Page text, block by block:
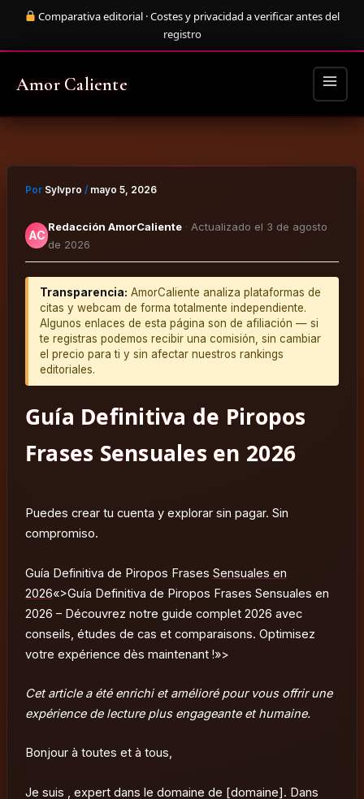
Comparativa editorial · Costes y privacidad a verificar antes del
registro
contenido
Amor Caliente
MENU
Por Sylvpro / mayo 5, 2026
AC
Redacción AmorCaliente · Actualizado el 3 de agosto
de 2026
Transparencia: AmorCaliente analiza plataformas de
citas y webcam de forma totalmente independiente.
Algunos enlaces de esta página son de afiliación — si
te registras podemos recibir una comisión, sin cambiar
el precio para ti y sin afectar nuestros rankings
editoriales.
Guía Definitiva de Piropos
Frases Sensuales en 2026
Puedes crear tu cuenta y explorar sin pagar. Sin
compromiso.
Guía Definitiva de Piropos Frases Sensuales en
2026«>Guía Definitiva de Piropos Frases Sensuales en
2026 – Découvrez notre guide complet 2026 avec
conseils, études de cas et comparaisons. Optimisez
votre expérience dès maintenant !»>
Cet article a été enrichi et amélioré pour vous offrir une
expérience de lecture plus engageante et humaine.
Bonjour à toutes et à tous,
Je suis , expert dans le domaine de [domaine]. Dans